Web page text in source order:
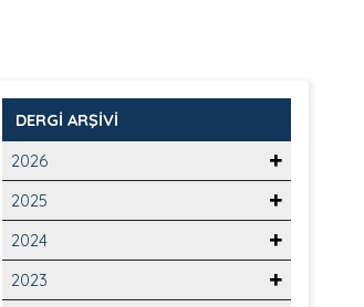
DERGİ ARŞİVİ
2026
2025
2024
2023